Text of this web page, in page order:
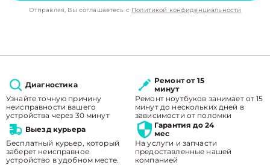
Отправляя, Вы соглашаетесь с Политикой конфиденциальности
Диагностика
Узнайте точную причину
неисправности вашего
устройства через 30 минут
Ремонт от 15
минут
Ремонт ноутбуков занимает от 15
минут до нескольких дней в
зависимости от поломки
Выезд курьера
Бесплатный курьер, который
заберет неисправное
устройство в удобном месте.
Гарантия до 24
мес
На услуги и запчасти
предоставленные нашей
компанией